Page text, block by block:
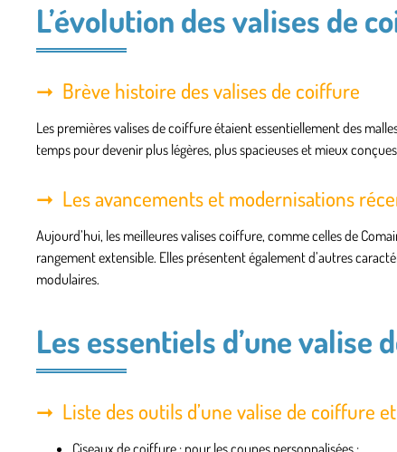
L’évolution des valises de
Brève histoire des valises de coiffure
Les premières valises de coiffure étaient essentiellement des
temps pour devenir plus légères, plus spacieuses et mieux
Les avancements et modernisations
Aujourd’hui, les meilleures valises coiffure, comme celles de
rangement extensible. Elles présentent également d’autres
modulaires.
Les essentiels d’une valise
Liste des outils d’une valise de coiffure